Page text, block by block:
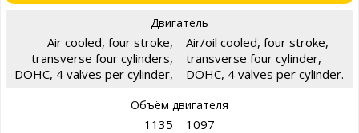
Двигатель
Air cooled, four stroke,
transverse four cylinders,
DOHC, 4 valves per cylinder,
Air/oil cooled, four stroke,
transverse four cylinder,
DOHC, 4 valves per cylinder.
Объём двигателя
1135 1097